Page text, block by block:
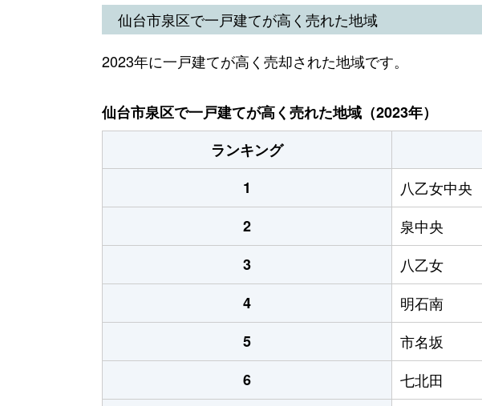
仙台市泉区で一戸建てが高く売れた地域
2023年に一戸建てが高く売却された地域です。
仙台市泉区で一戸建てが高く売れた地域（2023年）
ランキング
1
八乙女中央
2
泉中央
3
八乙女
4
明石南
5
市名坂
6
七北田